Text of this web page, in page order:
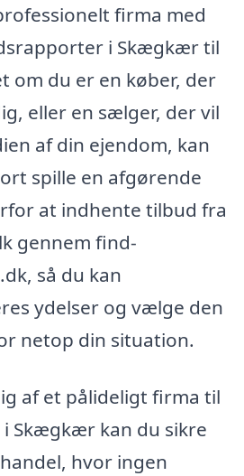
firma med
i Skægkær til
om du er en køber, der
eller en sælger, der vil
af din ejendom, kan
spille en afgørende
at indhente tilbud fra
gennem find-
så du kan
ydelser og vælge den
netop din situation.
af et pålideligt firma til
Skægkær kan du sikre
hvor ingen